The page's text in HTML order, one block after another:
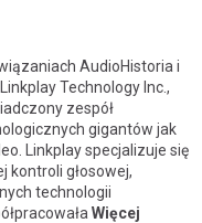
AudioHistoria i
Technology Inc.,
zespół
gigantów jak
Linkplay specjalizuje się
kontroli głosowej,
technologii
Więcej